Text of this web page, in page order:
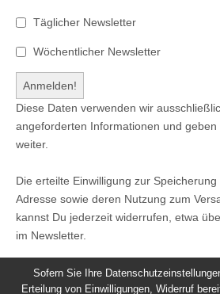
Täglicher Newsletter
Wöchentlicher Newsletter
Diese Daten verwenden wir
angeforderten Informationen und geben
weiter.
Die erteilte Einwilligung zur
Adresse sowie deren Nutzung zum
kannst Du jederzeit widerrufen, etwa
im Newsletter.
Sofern Sie Ihre
Erteilung von Einwilligungen, Widerruf